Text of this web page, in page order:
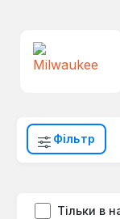
Фільтр
Тільки в